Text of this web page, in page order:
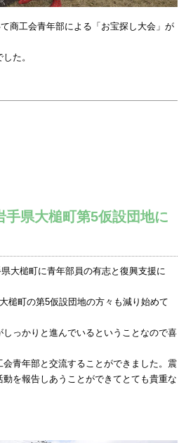
商工会青年部による「お宝探し大会」が
た。
手県大槌町第5仮設団地に
大槌町に青年部員の有志と復興支援に
槌町の第5仮設団地の方々も減り始めて
っかりと進んでいるということなので喜
青年部と交流することができました。震
を報告しあうことができてとても貴重な